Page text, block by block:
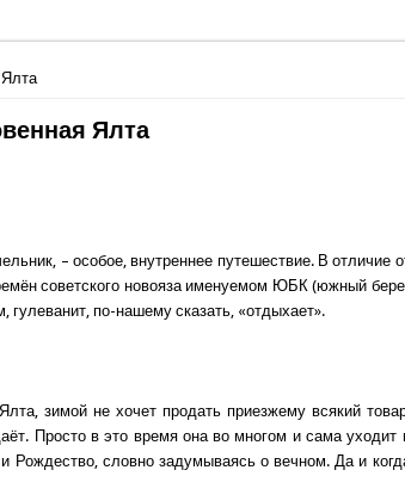
Ялта
– особое, внутреннее путешествие. В отличие
советского новояза именуемом ЮБК (южный
гулеванит, по-нашему сказать, «отдыхает».
зимой не хочет продать приезжему всякий
Просто в это время она во многом и сама уходит
Рождество, словно задумываясь о вечном. Да и